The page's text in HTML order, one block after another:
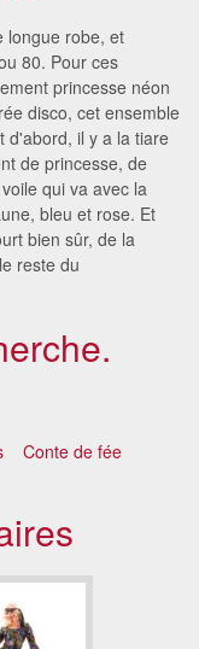
longue robe, et
80. Pour ces
princesse néon
disco, cet ensemble
d'abord, il y a la tiare
de princesse, de
qui va avec la
bleu et rose. Et
bien sûr, de la
reste du
Conte de fée